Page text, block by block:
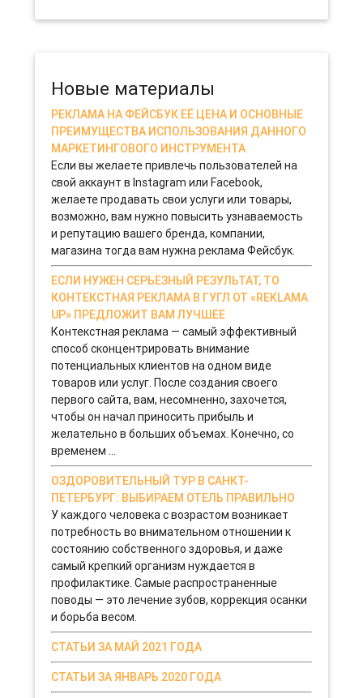
Новые материалы
РЕКЛАМА НА ФЕЙСБУК ЕЁ ЦЕНА И ОСНОВНЫЕ
ПРЕИМУЩЕСТВА ИСПОЛЬЗОВАНИЯ ДАННОГО
МАРКЕТИНГОВОГО ИНСТРУМЕНТА
Если вы желаете привлечь пользователей на
свой аккаунт в Instagram или Facebook,
желаете продавать свои услуги или товары,
возможно, вам нужно повысить узнаваемость
и репутацию вашего бренда, компании,
магазина тогда вам нужна реклама Фейсбук.
ЕСЛИ НУЖЕН СЕРЬЕЗНЫЙ РЕЗУЛЬТАТ, ТО
КОНТЕКСТНАЯ РЕКЛАМА В ГУГЛ ОТ «REKLAMA
UP» ПРЕДЛОЖИТ ВАМ ЛУЧШЕЕ
Контекстная реклама — самый эффективный
способ сконцентрировать внимание
потенциальных клиентов на одном виде
товаров или услуг. После создания своего
первого сайта, вам, несомненно, захочется,
чтобы он начал приносить прибыль и
желательно в больших объемах. Конечно, со
временем ...
ОЗДОРОВИТЕЛЬНЫЙ ТУР В САНКТ-
ПЕТЕРБУРГ: ВЫБИРАЕМ ОТЕЛЬ ПРАВИЛЬНО
У каждого человека с возрастом возникает
потребность во внимательном отношении к
состоянию собственного здоровья, и даже
самый крепкий организм нуждается в
профилактике. Самые распространенные
поводы — это лечение зубов, коррекция осанки
и борьба весом.
СТАТЬИ ЗА МАЙ 2021 ГОДА
СТАТЬИ ЗА ЯНВАРЬ 2020 ГОДА